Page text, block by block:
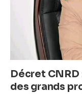
Décret CNRD
des grands